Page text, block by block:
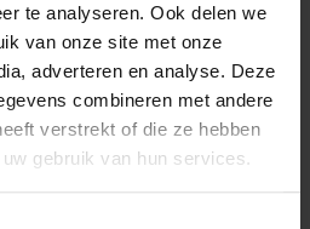
te analyseren. Ook delen we
van onze site met onze
adverteren en analyse. Deze
combineren met andere
verstrekt of die ze hebben
gebruik van hun services.